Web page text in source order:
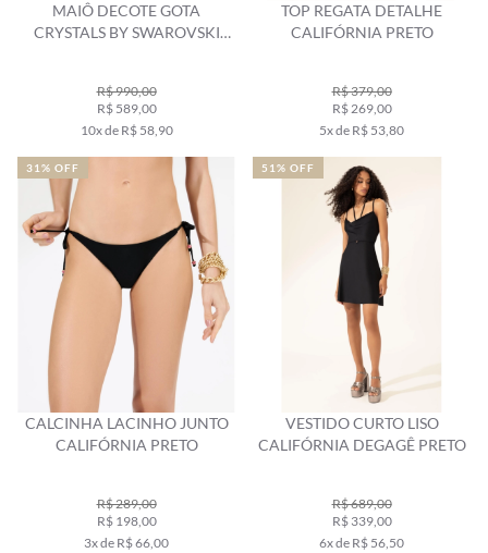
MAIÔ DECOTE GOTA
CRYSTALS BY SWAROVSKI
R$ 990,00
R$ 589,00
10x de R$ 58,90
TOP REGATA DETALHE
CALIFÓRNIA PRETO
R$ 379,00
R$ 269,00
5x de R$ 53,80
CALCINHA LACINHO JUNTO
CALIFÓRNIA PRETO
R$ 289,00
R$ 198,00
3x de R$ 66,00
31% OFF
VESTIDO CURTO LISO
CALIFÓRNIA DEGAGÊ PRETO
R$ 689,00
R$ 339,00
6x de R$ 56,50
51% OFF